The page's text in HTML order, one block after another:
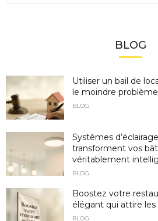
BLOG
Utiliser un bail de
le moindre
BLOG
Systèmes
transforment vos
véritablement
BLOG
Boostez votre
élégant qui attire les
BLOG